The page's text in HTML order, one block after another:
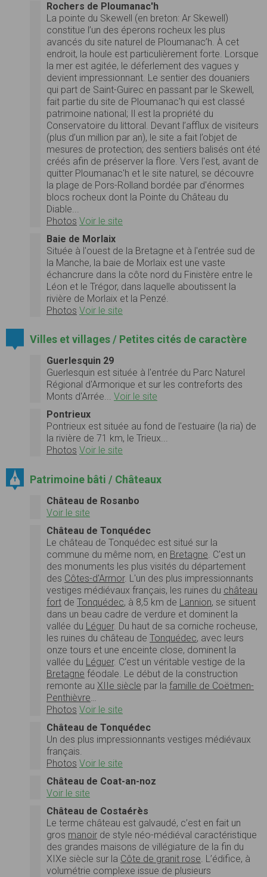
Rochers de Ploumanac'h
La pointe du Skewell (en breton: Ar Skewell)
constitue l’un des éperons rocheux les plus
avancés du site naturel de Ploumanac’h. À cet
endroit, la houle est particulièrement forte. Lorsque
la mer est agitée, le déferlement des vagues y
devient impressionnant. Le sentier des douaniers
qui part de Saint-Guirec en passant par le Skewell,
fait partie du site de Ploumanac'h qui est classé
patrimoine national; Il est la propriété du
Conservatoire du littoral. Devant l’afflux de visiteurs
(plus d’un million par an), le site a fait l’objet de
mesures de protection; des sentiers balisés ont été
créés afin de préserver la flore. Vers l'est, avant de
quitter Ploumanac'h et le site naturel, se découvre
la plage de Pors-Rolland bordée par d'énormes
blocs rocheux dont la Pointe du Château du
Diable...
Photos Voir le site
Baie de Morlaix
Située à l'ouest de la Bretagne et à l'entrée sud de
la Manche, la baie de Morlaix est une vaste
échancrure dans la côte nord du Finistère entre le
Léon et le Trégor, dans laquelle aboutissent la
rivière de Morlaix et la Penzé.
Photos Voir le site
Villes et villages / Petites cités de caractère
Guerlesquin 29
Guerlesquin est située à l'entrée du Parc Naturel
Régional d'Armorique et sur les contreforts des
Monts d'Arrée... Voir le site
Pontrieux
Pontrieux est située au fond de l'estuaire (la ria) de
la rivière de 71 km, le Trieux...
Photos Voir le site
Patrimoine bâti / Châteaux
Château de Rosanbo
Voir le site
Château de Tonquédec
Le château de Tonquédec est situé sur la
commune du même nom, en Bretagne . C'est un
des monuments les plus visités du département
des Côtes-d'Armor. L'un des plus impressionnants
vestiges médiévaux français, les ruines du château
fort de Tonquédec, à 8,5 km de Lannion, se situent
dans un beau cadre de verdure et dominent la
vallée du Léguer. Du haut de sa corniche rocheuse,
les ruines du château de Tonquédec, avec leurs
onze tours et une enceinte close, dominent la
vallée du Léguer. C'est un véritable vestige de la
Bretagne féodale. Le début de la construction
remonte au XIIe siècle par la famille de Coëtmen-
Penthièvre
Photos Voir le site
Château de Tonquédec
Un des plus impressionnants vestiges médiévaux
français.
Photos Voir le site
Château de Coat-an-noz
Voir le site
Château de Costaérès
Le terme château est galvaudé, c’est en fait un
gros manoir de style néo-médiéval caractéristique
des grandes maisons de villégiature de la fin du
XIXe siècle sur la Côte de granit rose . L’édifice, à
volumétrie complexe issue de plusieurs